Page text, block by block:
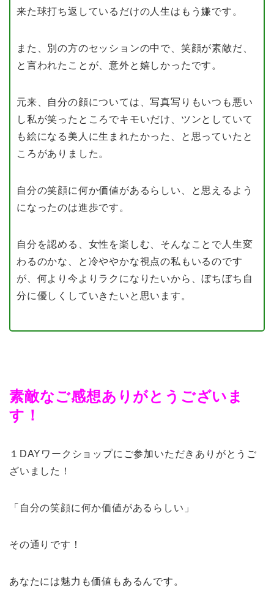
来た球打ち返しているだけの人生はもう嫌です。
また、別の方のセッションの中で、笑顔が素敵だ、
と言われたことが、意外と嬉しかったです。
元来、自分の顔については、写真写りもいつも悪い
し私が笑ったところでキモいだけ、ツンとしていて
も絵になる美人に生まれたかった、と思っていたと
ころがありました。
自分の笑顔に何か価値があるらしい、と思えるよう
になったのは進歩です。
自分を認める、女性を楽しむ、そんなことで人生変
わるのかな、と冷ややかな視点の私もいるのです
が、何より今よりラクになりたいから、ぼちぼち自
分に優しくしていきたいと思います。
素敵なご感想ありがとうございま
す！
１DAYワークショップにご参加いただきありがとうご
ざいました！
「自分の笑顔に何か価値があるらしい」
その通りです！
あなたには魅力も価値もあるんです。